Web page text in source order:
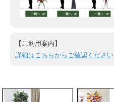
【ご利用案内】
詳細はこちらからご確認ください